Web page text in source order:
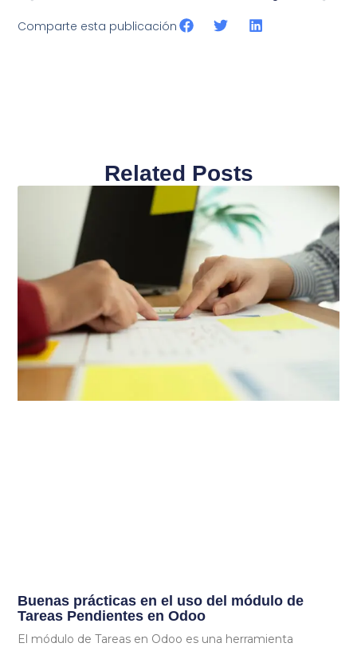
Comparte esta publicación
Related Posts
Buenas prácticas en el uso del módulo de
Tareas Pendientes en Odoo
El módulo de Tareas en Odoo es una herramienta